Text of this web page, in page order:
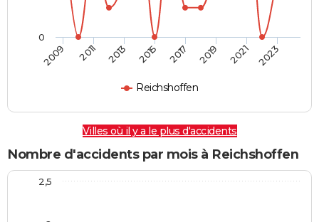
Reichshoffen
2009 2011 2013 2015 2017 2019 2021 2023
0
Villes où il y a le plus d'accidents
Nombre d'accidents par mois à Reichshoffen
2,5